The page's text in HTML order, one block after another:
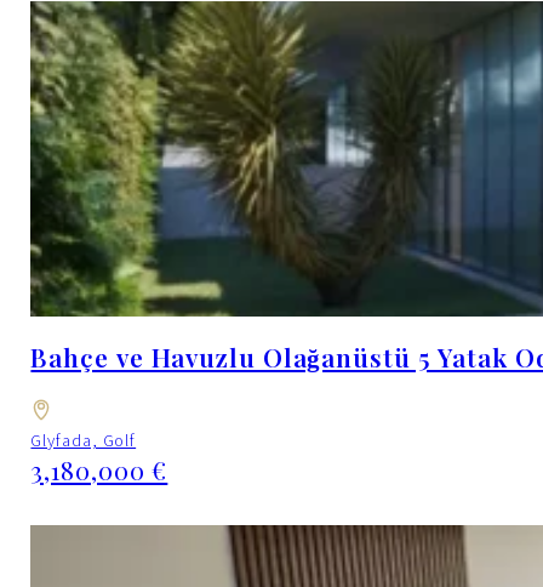
Bahçe ve Havuzlu Olağanüstü 5 Yatak
Glyfada, Golf
3,180,000 €